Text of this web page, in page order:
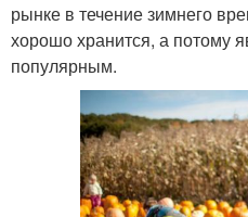
рынке в течение зимнего
хорошо хранится, а потому
популярным.